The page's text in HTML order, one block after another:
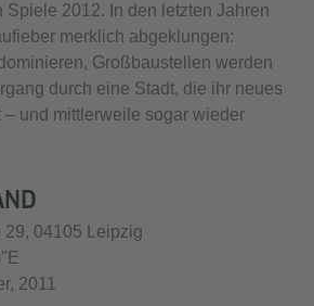
Spiele 2012. In den letzten Jahren
merklich abgeklungen:
Großbaustellen werden
durch eine Stadt, die ihr neues
und mittlerweile sogar wieder
29, 04105 Leipzig
2011